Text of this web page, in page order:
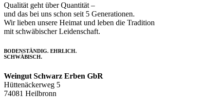
Qualität geht über Quantität –
und das bei uns schon seit 5 Generationen.
Wir lieben unsere Heimat und leben die Tradition
mit schwäbischer Leidenschaft.
BODENSTÄNDIG. EHRLICH.
SCHWÄBISCH.
Weingut Schwarz Erben GbR
Hüttenäckerweg 5
74081 Heilbronn